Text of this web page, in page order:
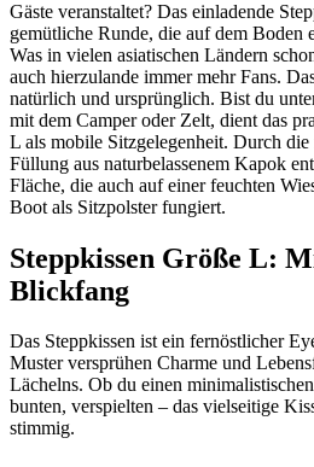
Gäste veranstaltet? Das einladende
gemütliche Runde, die auf dem Boden
Was in vielen asiatischen Ländern
auch hierzulande immer mehr Fans.
natürlich und ursprünglich. Bist du
mit dem Camper oder Zelt, dient das
L als mobile Sitzgelegenheit. Durch
Füllung aus naturbelassenem Kapok
Fläche, die auch auf einer feuchten
Boot als Sitzpolster fungiert.
Steppkissen Größe L:
Blickfang
Das Steppkissen ist ein fernöstlicher
Muster versprühen Charme und
Lächelns. Ob du einen
bunten, verspielten – das vielseitige
stimmig.